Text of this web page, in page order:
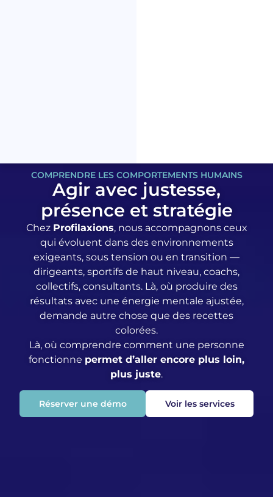
COMPRENDRE LES COMPORTEMENTS HUMAINS
Agir avec justesse,
présence et stratégie
Chez Profilaxions, nous accompagnons ceux
qui évoluent dans des environnements
exigeants, sous tension ou en transition —
dirigeants, sportifs de haut niveau, coachs,
collectifs, consultants. Là, où produire des
résultats avec une énergie mentale ajustée,
demande autre chose que des recettes
colorées.
Là, où comprendre comment une personne
fonctionne permet d’aller encore plus loin,
plus juste.
Réserver une démo Voir les services